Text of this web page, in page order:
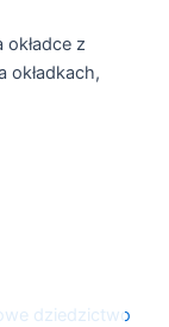
z
okładkach,